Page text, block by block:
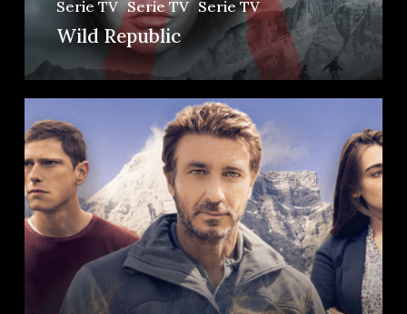
Serie TV Serie TV Serie TV
Wild Republic